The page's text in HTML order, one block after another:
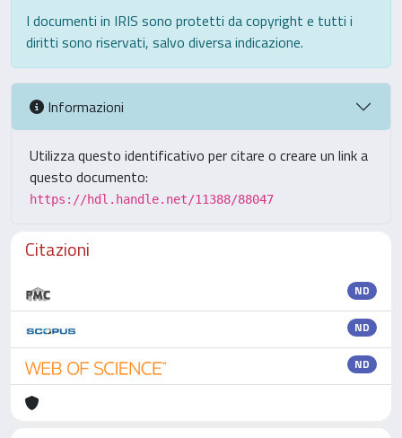
I documenti in IRIS sono protetti da copyright e tutti i
diritti sono riservati, salvo diversa indicazione.
Informazioni
Utilizza questo identificativo per citare o creare un link a
questo documento:
https://hdl.handle.net/11388/88047
Citazioni
ND
ND
ND